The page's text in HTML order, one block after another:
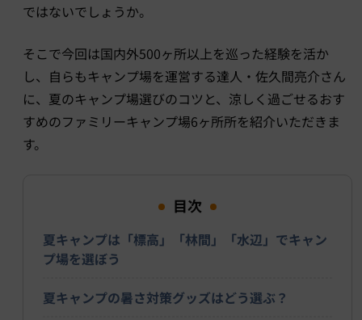
ではないでしょうか。
そこで今回は国内外500ヶ所以上を巡った経験を活か
し、自らもキャンプ場を運営する達人・佐久間亮介さん
に、夏のキャンプ場選びのコツと、涼しく過ごせるおす
すめのファミリーキャンプ場6ヶ所所を紹介いただきま
す。
目次
夏キャンプは「標高」「林間」「水辺」でキャン
プ場を選ぼう
夏キャンプの暑さ対策グッズはどう選ぶ？